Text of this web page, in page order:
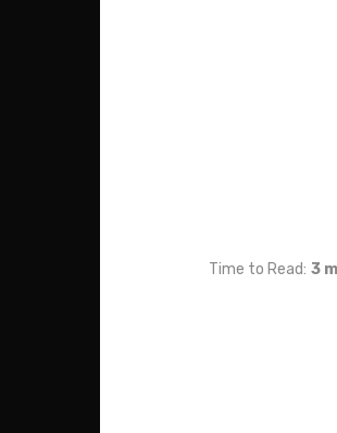
Time to Read: 3